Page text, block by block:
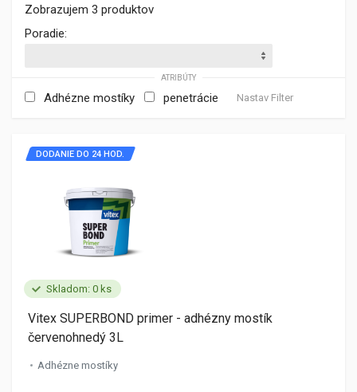
Zobrazujem 3 produktov
Poradie:
ATRIBÚTY
Adhézne mostíky penetrácie Nastav Filter
Skladom: 0 ks
DODANIE DO 24 HOD.
Vitex SUPERBOND primer - adhézny mostík
červenohnedý 3L
Adhézne mostíky